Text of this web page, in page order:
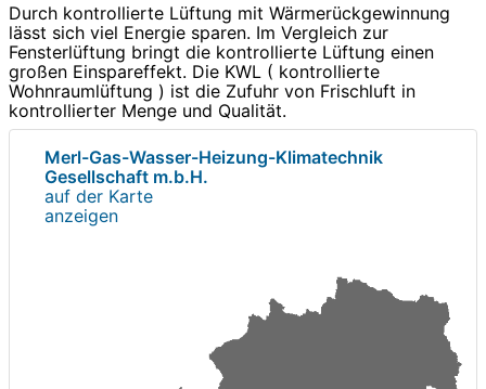
Durch kontrollierte Lüftung mit Wärmerückgewinnung
lässt sich viel Energie sparen. Im Vergleich zur
Fensterlüftung bringt die kontrollierte Lüftung einen
großen Einspareffekt. Die KWL ( kontrollierte
Wohnraumlüftung ) ist die Zufuhr von Frischluft in
kontrollierter Menge und Qualität.
Merl-Gas-Wasser-Heizung-Klimatechnik
Gesellschaft m.b.H.
auf der Karte
anzeigen